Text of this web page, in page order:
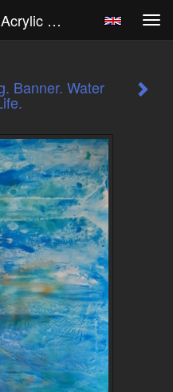
Reinharda Drijfhamer - 05. Acrylic Painting. Banner. Water And Life.
Banner. Water